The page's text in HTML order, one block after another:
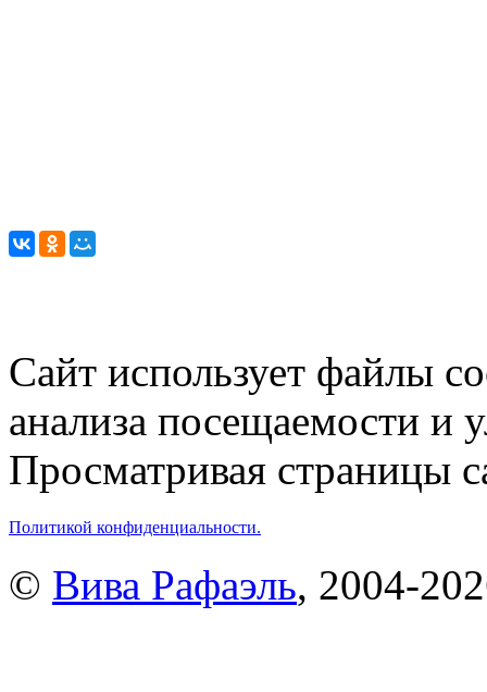
Сайт использует файлы
анализа посещаемости и
Просматривая страницы
Политикой конфиденциальности.
© Вива Рафаэль, 2004-